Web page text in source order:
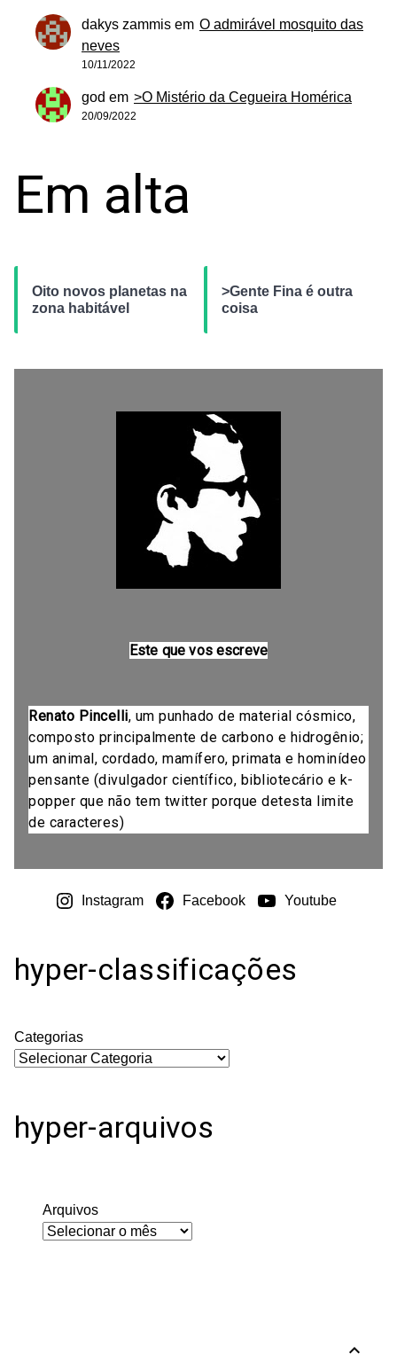
dakys zammis em O admirável mosquito das
neves
10/11/2022
god em >O Mistério da Cegueira Homérica
20/09/2022
Em alta
Oito novos planetas na
zona habitável
>Gente Fina é outra
coisa
Este que vos escreve
Renato Pincelli, um punhado de material cósmico,
composto principalmente de carbono e hidrogênio;
um animal, cordado, mamífero, primata e hominídeo
pensante (divulgador científico, bibliotecário e k-
popper que não tem twitter porque detesta limite
de caracteres)
Instagram Facebook Youtube
hyper-classificações
Categorias
hyper-arquivos
Arquivos